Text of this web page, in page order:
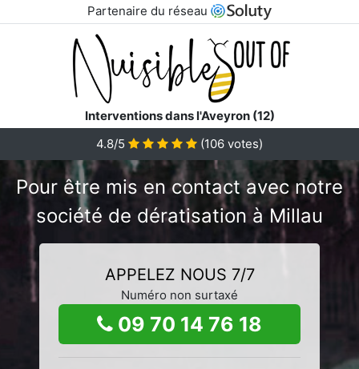
Partenaire du réseau
Interventions dans l'Aveyron (12)
4.8/5
(106 votes)
Pour être mis en contact avec notre
société de dératisation à Millau
APPELEZ NOUS 7/7
Numéro non surtaxé
09 70 14 76 18